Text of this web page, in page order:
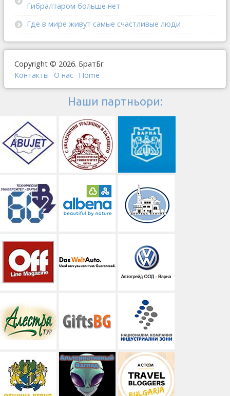
Гибралтаром больше нет
Где в мире живут самые счастливые люди
Copyright © 2026. БратБг
Контакты
О наc Home
Наши партньори: